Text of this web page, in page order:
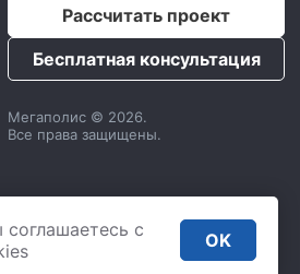
с
OK
Рассчитать проект
Бесплатная консультация
Мегаполис © 2026.
Все права защищены.